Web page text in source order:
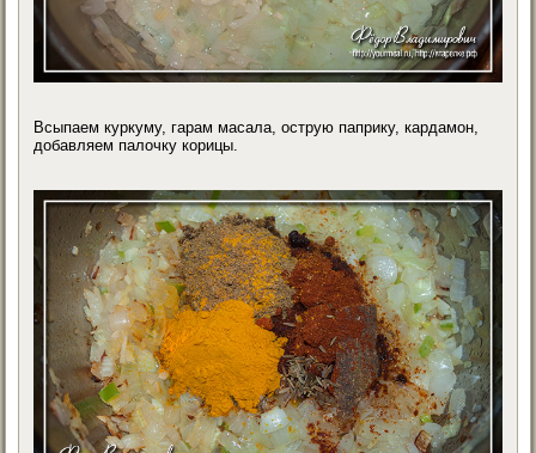
Всыпаем куркуму, гарам масала, острую паприку, кардамон,
добавляем палочку корицы.